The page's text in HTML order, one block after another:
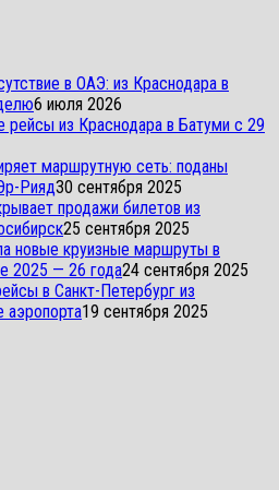
в ОАЭ: из Краснодара в
6 июля 2026
рейсы из Краснодара в Батуми с 29
маршрутную сеть: поданы
Рияд30 сентября 2025
продажи билетов из
25 сентября 2025
новые круизные маршруты в
2025 — 26 года24 сентября 2025
в Санкт-Петербург из
аэропорта19 сентября 2025